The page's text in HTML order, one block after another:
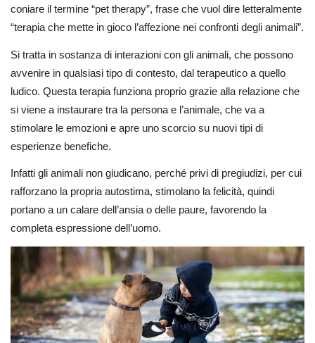
coniare il termine “pet therapy”, frase che vuol dire letteralmente
“terapia che mette in gioco l’affezione nei confronti degli animali”.
Si tratta in sostanza di interazioni con gli animali, che possono
avvenire in qualsiasi tipo di contesto, dal terapeutico a quello
ludico. Questa terapia funziona proprio grazie alla relazione che
si viene a instaurare tra la persona e l’animale, che va a
stimolare le emozioni e apre uno scorcio su nuovi tipi di
esperienze benefiche.
Infatti gli animali non giudicano, perché privi di pregiudizi, per cui
rafforzano la propria autostima, stimolano la felicità, quindi
portano a un calare dell’ansia o delle paure, favorendo la
completa espressione dell’uomo.